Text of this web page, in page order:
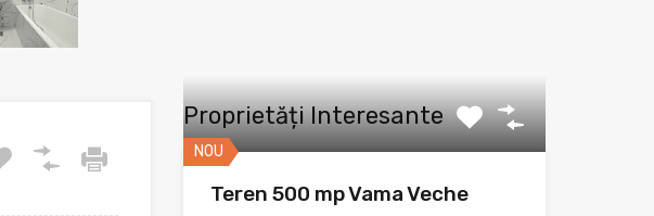
Proprietăți Interesante
NOU
Teren 500 mp Vama Veche